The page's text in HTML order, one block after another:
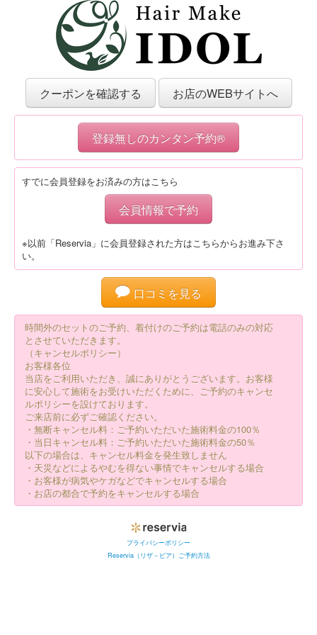
クーポンを確認する お店のWEBサイトへ
登録無しのカンタン予約®
すでに会員登録をお済みの方はこちら
会員情報で予約
※以前「Reservia」に会員登録された方はこちらからお進み下さ
い。
口コミを見る
時間外のセットのご予約、着付けのご予約は電話のみの対応
とさせていただきます。
（キャンセルポリシー）
お客様各位
当店をご利用いただき、誠にありがとうございます。お客様
に安心して施術をお受けいただくために、ご予約のキャンセ
ルポリシーを設けております。
ご来店前に必ずご確認ください。
・無断キャンセル料：ご予約いただいた施術料金の100％
・当日キャンセル料：ご予約いただいた施術料金の50％
以下の場合は、キャンセル料金を発生致しません
・天災などによるやむを得ない事情でキャンセルする場合
・お客様が病気やケガなどでキャンセルする場合
・お店の都合で予約をキャンセルする場合
プライバシーポリシー
Reservia（リザ－ビア）ご予約方法